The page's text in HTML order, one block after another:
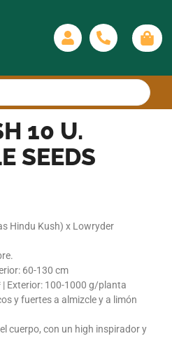
10 U.
SEEDS
Hindu Kush) x Lowryder
60-130 cm
Exterior: 100-1000 g/planta
y fuertes a almizcle y a limón
cuerpo, con un high inspirador y